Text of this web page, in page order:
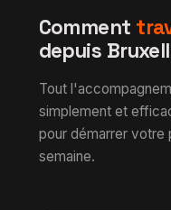
Comment
depuis
Tout
simplement et
pour démarrer votre
semaine.